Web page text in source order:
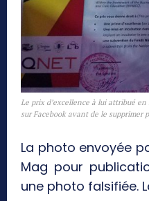
Le prix d’excellence à lui attribué
sur Facebook avant de le supprimer
La photo envoyée
Mag pour
une photo falsifiée.